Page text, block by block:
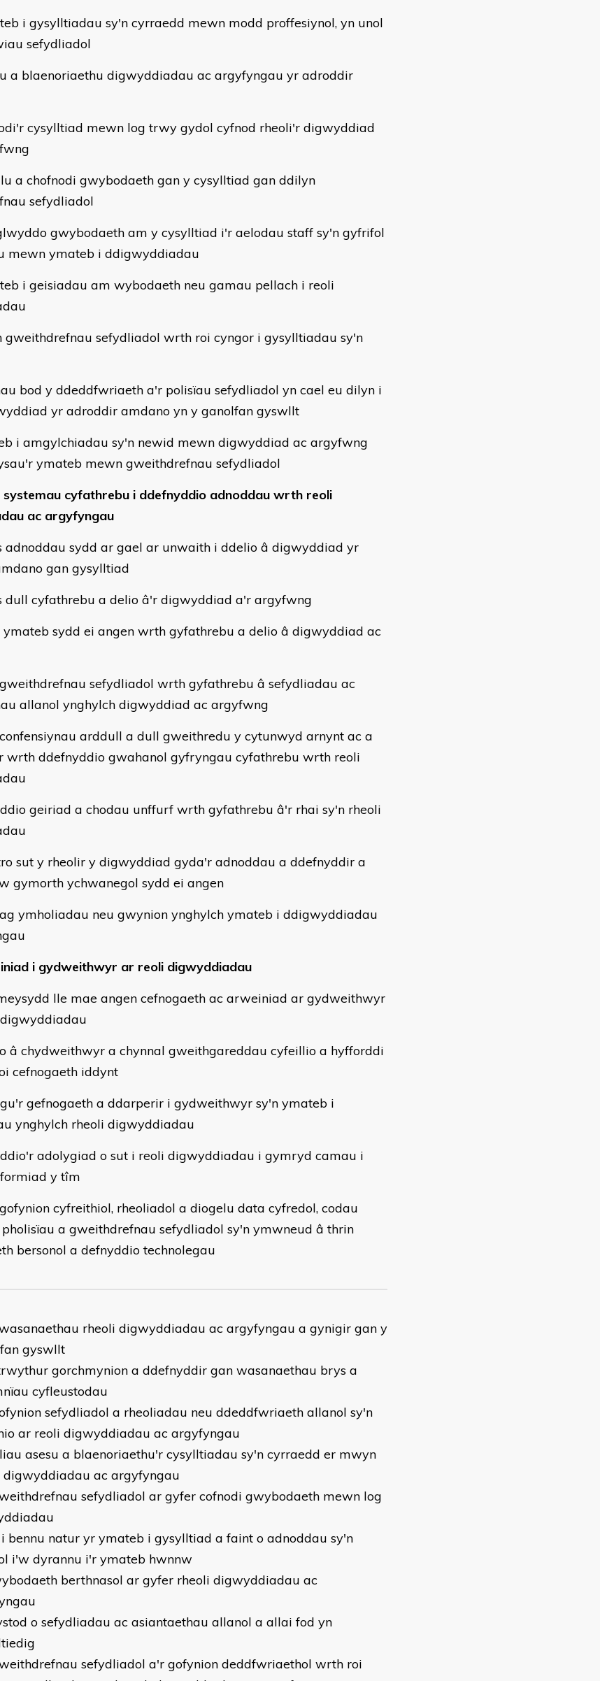
i gysylltiadau sy'n cyrraedd mewn modd proffesiynol, yn unol
sefydliadol
blaenoriaethu digwyddiadau ac argyfyngau yr adroddir
cysylltiad mewn log trwy gydol cyfnod rheoli'r digwyddiad
chofnodi gwybodaeth gan y cysylltiad gan ddilyn
sefydliadol
gwybodaeth am y cysylltiad i'r aelodau staff sy'n gyfrifol
mewn ymateb i ddigwyddiadau
i geisiadau am wybodaeth neu gamau pellach i reoli
sefydliadol wrth roi cyngor i gysylltiadau sy'n
bod y ddeddfwriaeth a'r polisïau sefydliadol yn cael eu dilyn i
yr adroddir amdano yn y ganolfan gyswllt
i amgylchiadau sy'n newid mewn digwyddiad ac argyfwng
ymateb mewn gweithdrefnau sefydliadol
systemau cyfathrebu i ddefnyddio adnoddau wrth reoli
ac argyfyngau
sydd ar gael ar unwaith i ddelio â digwyddiad yr
gan gysylltiad
cyfathrebu a delio â'r digwyddiad a'r argyfwng
sydd ei angen wrth gyfathrebu a delio â digwyddiad ac
sefydliadol wrth gyfathrebu â sefydliadau ac
allanol ynghylch digwyddiad ac argyfwng
arddull a dull gweithredu y cytunwyd arnynt ac a
wrth ddefnyddio gwahanol gyfryngau cyfathrebu wrth reoli
geiriad a chodau unffurf wrth gyfathrebu â'r rhai sy'n rheoli
sut y rheolir y digwyddiad gyda'r adnoddau a ddefnyddir a
gymorth ychwanegol sydd ei angen
ymholiadau neu gwynion ynghylch ymateb i ddigwyddiadau
i gydweithwyr ar reoli digwyddiadau
lle mae angen cefnogaeth ac arweiniad ar gydweithwyr
â chydweithwyr a chynnal gweithgareddau cyfeillio a hyfforddi
cefnogaeth iddynt
gefnogaeth a ddarperir i gydweithwyr sy'n ymateb i
ynghylch rheoli digwyddiadau
adolygiad o sut i reoli digwyddiadau i gymryd camau i
y tîm
cyfreithiol, rheoliadol a diogelu data cyfredol, codau
a gweithdrefnau sefydliadol sy'n ymwneud â thrin
bersonol a defnyddio technolegau
rheoli digwyddiadau ac argyfyngau a gynigir gan y
gyswllt
gorchmynion a ddefnyddir gan wasanaethau brys a
cyfleustodau
sefydliadol a rheoliadau neu ddeddfwriaeth allanol sy'n
ar reoli digwyddiadau ac argyfyngau
asesu a blaenoriaethu'r cysylltiadau sy'n cyrraedd er mwyn
digwyddiadau ac argyfyngau
sefydliadol ar gyfer cofnodi gwybodaeth mewn log
bennu natur yr ymateb i gysylltiad a faint o adnoddau sy'n
i'w dyrannu i'r ymateb hwnnw
berthnasol ar gyfer rheoli digwyddiadau ac
o sefydliadau ac asiantaethau allanol a allai fod yn
sefydliadol a'r gofynion deddfwriaethol wrth roi